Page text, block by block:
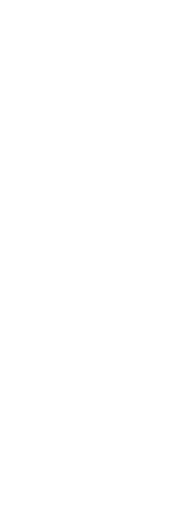
+ Käse
Kurtaxe
Formel
mit
für die